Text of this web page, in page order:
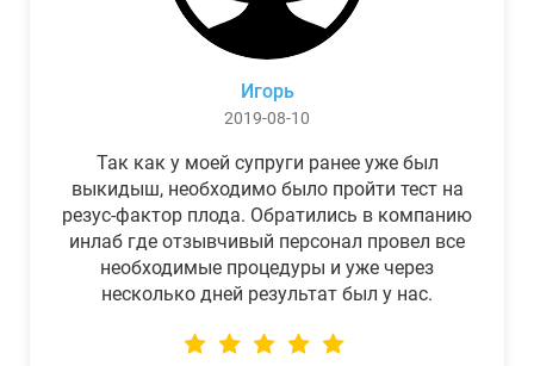
Игорь
2019-08-10
Так как у моей супруги ранее уже был
выкидыш, необходимо было пройти тест на
резус-фактор плода. Обратились в компанию
инлаб где отзывчивый персонал провел все
необходимые процедуры и уже через
несколько дней результат был у нас.